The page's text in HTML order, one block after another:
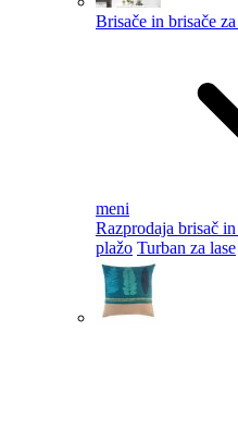
Brisače in brisače
meni
Razprodaja brisač
plažo Turban za lase